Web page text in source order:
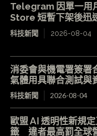
Telegram 因單一用
Store 短暫下架後迅
科技新聞 2026-08-04
消委會與機電署簽
氣體用具聯合測試與
科技新聞 2026-08-04
歐盟 AI 透明性新規
籤 違者最高罰全球